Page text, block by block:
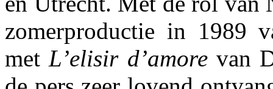
zomerproductie in 1989
met L’elisir d’amorevan